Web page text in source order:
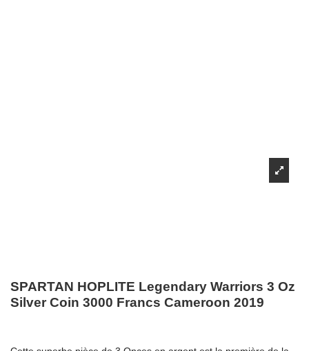
SPARTAN HOPLITE Legendary Warriors 3 Oz
Silver Coin 3000 Francs Cameroon 2019